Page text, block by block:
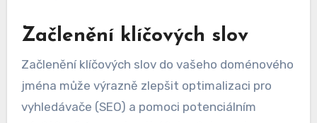
Začlenění klíčových slov
Začlenění klíčových slov do vašeho doménového
jména může výrazně zlepšit optimalizaci pro
vyhledávače (SEO) a pomoci potenciálním